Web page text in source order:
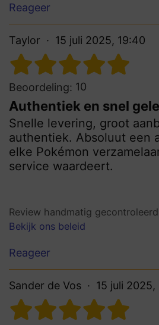
Reageer
Taylor 15 juli 2025, 19:40
Beoordeling: 10
Authentiek en snel
Snelle levering, groot
authentiek. Absoluut een
elke Pokémon
service waardeert.
Review handmatig
Bekijk ons beleid
Reageer
Sander de Vos 15 juli 2025,